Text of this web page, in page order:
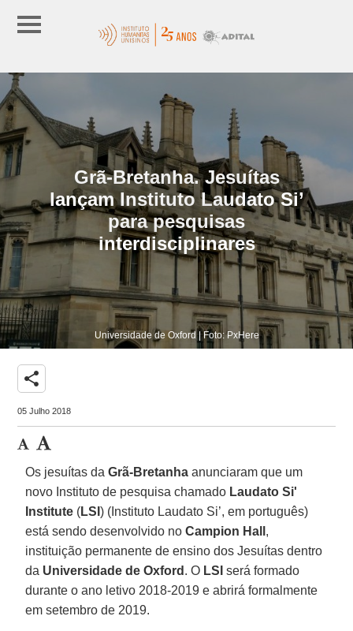
Grã-Bretanha. Jesuítas
lançam Instituto Laudato Si’
para pesquisas
interdisciplinares
Universidade de Oxford | Foto: PxHere
share
05 Julho 2018
Os jesuítas daGrã-Bretanha anunciaram que um
novo Instituto de pesquisa chamado Laudato Si'
Institute (LSI) (Instituto Laudato Si’, em português)
está sendo desenvolvido noCampion Hall ,
instituição permanente de ensino dos Jesuítas dentro
da Universidade de Oxford . O LSI será formado
durante o ano letivo 2018-2019 e abrirá formalmente
em setembro de 2019.